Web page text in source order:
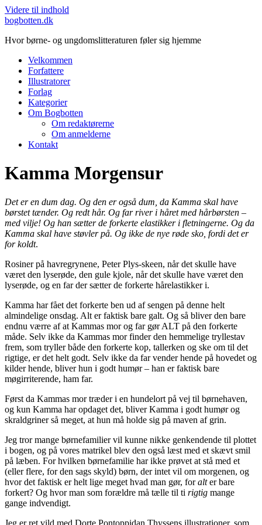
Videre til indhold
bogbotten.dk
Hvor børne- og ungdomslitteraturen føler sig hjemme
Velkommen
Forfattere
Illustratorer
Forlag
Kategorier
Om Bogbotten
Om redaktørerne
Om anmelderne
Kontakt
Kamma Morgensur
Det er en dum dag. Og den er også dum, da Kamma skal have
børstet tænder. Og redt hår. Og far river i håret med hårbørsten –
med vilje! Og han sætter de forkerte elastikker i fletningerne. Og da
Kamma skal have støvler på. Og ikke de nye røde sko, fordi det er
for koldt.
Rosiner på havregrynene, Peter Plys-skeen, når det skulle have
været den lyserøde, den gule kjole, når det skulle have været den
lyserøde, og en far der sætter de forkerte hårelastikker i.
Kamma har fået det forkerte ben ud af sengen på denne helt
almindelige onsdag. Alt er faktisk bare galt. Og så bliver den bare
endnu værre af at Kammas mor og far gør ALT på den forkerte
måde. Selv ikke da Kammas mor finder den hemmelige tryllestav
frem, som tryller både den forkerte kop, tallerken og ske om til det
rigtige, er det helt godt. Selv ikke da far vender hende på hovedet og
kilder hende, bliver hun i godt humør – han er faktisk bare
møgirriterende, ham far.
Først da Kammas mor træder i en hundelort på vej til børnehaven,
og kun Kamma har opdaget det, bliver Kamma i godt humør og
skraldgriner så meget, at hun må holde sig på maven af grin.
Jeg tror mange børnefamilier vil kunne nikke genkendende til plottet
i bogen, og på vores matrikel blev den også læst med et skævt smil
på læben. For hvilken børnefamilie har ikke prøvet at stå med et
(eller flere, for den sags skyld) børn, der intet vil om morgenen, og
hvor det faktisk er helt lige meget hvad man gør, foralter bare
forkert? Og hvor man som forældre må tælle til ti rigtig mange
gange indvendigt.
Jeg er ret vild med Dorte Pontoppidan Thyssens illustrationer, som